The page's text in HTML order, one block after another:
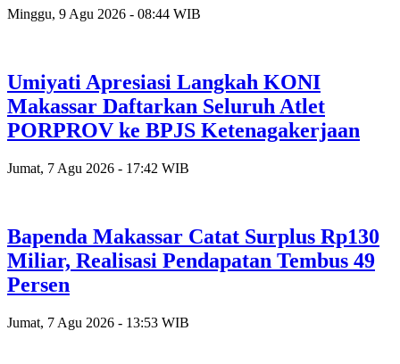
Minggu, 9 Agu 2026 - 08:44 WIB
Umiyati Apresiasi Langkah KONI
Makassar Daftarkan Seluruh Atlet
PORPROV ke BPJS Ketenagakerjaan
Jumat, 7 Agu 2026 - 17:42 WIB
Bapenda Makassar Catat Surplus Rp130
Miliar, Realisasi Pendapatan Tembus 49
Persen
Jumat, 7 Agu 2026 - 13:53 WIB